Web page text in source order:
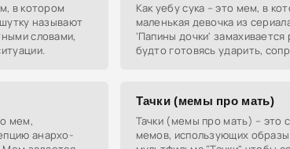
в котором
называют
словами,
Как уебу сука – это мем, в
маленькая девочка из
'Папины дочки' замахивается
будто готовясь ударить,
мем,
анархо-
Тачки (мемы про мать)
Тачки (мемы про мать) – это
мемов, использующих образы